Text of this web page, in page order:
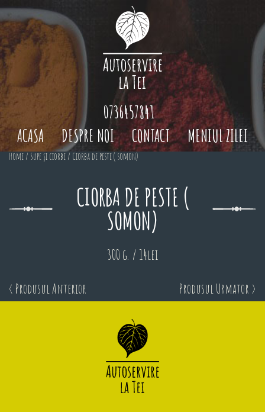
ACASA DESPRE NOI CONTACT MENIUL ZILEI
0736457841
Home / Supe și ciorbe / Ciorba de peste ( somon)
CIORBA DE PESTE (
SOMON)
300 g. / 14lei
< Produsul Anterior Produsul Urmator >